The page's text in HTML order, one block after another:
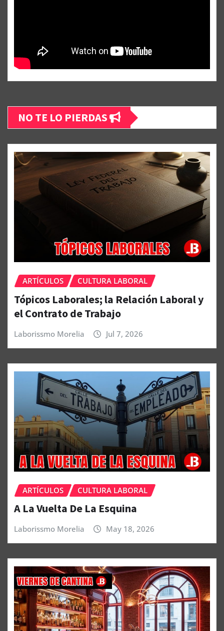
NO TE LO PIERDAS
ARTÍCULOS CULTURA LABORAL
Tópicos Laborales; la Relación Laboral y
el Contrato de Trabajo
Laborissmo Morelia Jul 7, 2026
ARTÍCULOS CULTURA LABORAL
A La Vuelta De La Esquina
Laborissmo Morelia May 18, 2026